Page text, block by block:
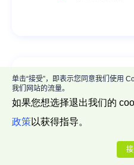
单击“接受”，即表示您同意我们使用
我们网站的流量。
如果您想选择退出我们的
政策以获得指导。